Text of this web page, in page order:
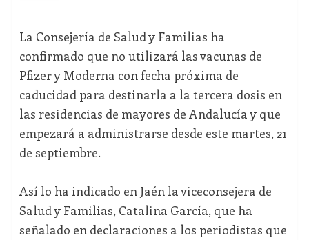
La Consejería de Salud y Familias ha
confirmado que no utilizará las vacunas de
Pfizer y Moderna con fecha próxima de
caducidad para destinarla a la tercera dosis en
las residencias de mayores de Andalucía y que
empezará a administrarse desde este martes, 21
de septiembre.
Así lo ha indicado en Jaén la viceconsejera de
Salud y Familias, Catalina García, que ha
señalado en declaraciones a los periodistas que